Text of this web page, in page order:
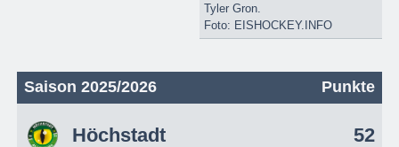
Tyler Gron.
Foto: EISHOCKEY.INFO
Saison 2025/2026 Punkte
Höchstadt 52